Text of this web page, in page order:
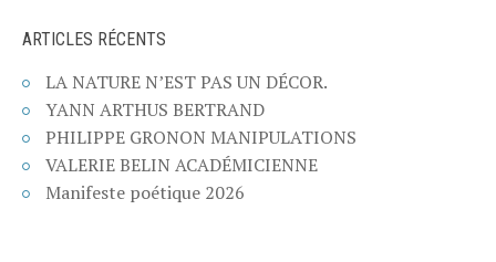
ARTICLES RÉCENTS
LA NATURE N’EST PAS UN DÉCOR.
YANN ARTHUS BERTRAND
PHILIPPE GRONON MANIPULATIONS
VALERIE BELIN ACADÉMICIENNE
Manifeste poétique 2026